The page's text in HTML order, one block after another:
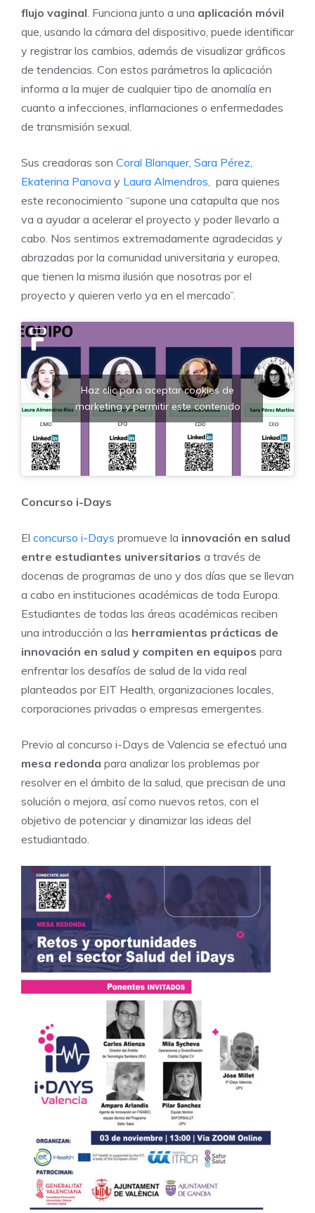
flujo vaginal. Funciona junto a una aplicación móvil
que, usando la cámara del dispositivo, puede identificar
y registrar los cambios, además de visualizar gráficos
de tendencias. Con estos parámetros la aplicación
informa a la mujer de cualquier tipo de anomalía en
cuanto a infecciones, inflamaciones o enfermedades
de transmisión sexual.
Sus creadoras son Coral Blanquer, Sara Pérez,
Ekaterina Panova y Laura Almendros, para quienes
este reconocimiento “supone una catapulta que nos
va a ayudar a acelerar el proyecto y poder llevarlo a
cabo. Nos sentimos extremadamente agradecidas y
abrazadas por la comunidad universitaria y europea,
que tienen la misma ilusión que nosotras por el
proyecto y quieren verlo ya en el mercado”.
Haz clic para aceptar cookies de
marketing y permitir este contenido
Concurso i-Days
El concurso i-Days promueve la innovación en salud
entre estudiantes universitarios a través de
docenas de programas de uno y dos días que se llevan
a cabo en instituciones académicas de toda Europa.
Estudiantes de todas las áreas académicas reciben
una introducción a las herramientas prácticas de
innovación en salud y compiten en equipos para
enfrentar los desafíos de salud de la vida real
planteados por EIT Health, organizaciones locales,
corporaciones privadas o empresas emergentes.
Previo al concurso i-Days de Valencia se efectuó una
mesa redonda para analizar los problemas por
resolver en el ámbito de la salud, que precisan de una
solución o mejora, así como nuevos retos, con el
objetivo de potenciar y dinamizar las ideas del
estudiantado.